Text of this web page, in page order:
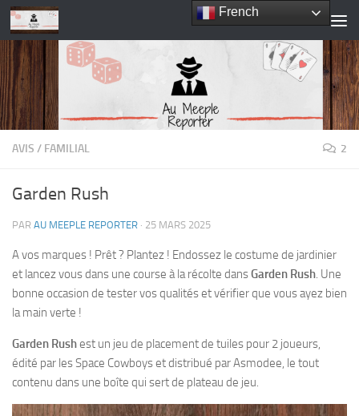
Skip to content
AVIS / FAMILIAL 2
Garden Rush
PAR AU MEEPLE REPORTER · 25 MARS 2025
A vos marques ! Prêt ? Plantez ! Endossez le costume de jardinier
et lancez vous dans une course à la récolte dansGarden Rush. Une
bonne occasion de tester vos qualités et vérifier que vous ayez bien
la main verte !
Garden Rushest un jeu de placement de tuiles pour 2 joueurs,
édité par les Space Cowboys et distribué par Asmodee, le tout
contenu dans une boîte qui sert de plateau de jeu.
French